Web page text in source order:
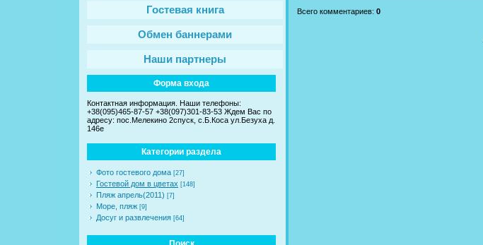
Гостевая книга
Обмен баннерами
Наши партнеры
Форма входа
Контактная информация. Наши телефоны:
+38(095)465-87-57 +38(097)301-83-53 Ждем Вас по
адресу: пос.Мелекино 2спуск, c.Б.Коса ул.Безуха д.
146е
Категории раздела
Фото гостевого дома [27]
Гостевой дом в цветах [148]
Пляж апрель(2011) [7]
Море, пляж [9]
Досуг и развлечения [64]
Всего комментариев: 0